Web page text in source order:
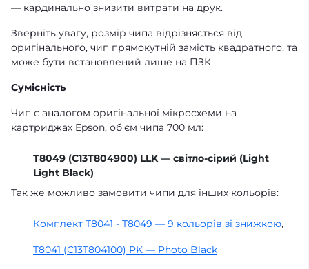
— кардинально знизити витрати на друк.
Зверніть увагу, розмір чипа відрізняється від
оригінального, чип прямокутній замість квадратного, та
може бути встановлений лише на ПЗК.
Сумісність
Чип є аналогом оригінальної мікросхеми на
картриджах Epson, об'єм чипа 700 мл:
T8049 (C13T804900) LLK — світло-сірий (Light
Light Black)
Так же можливо замовити чипи для інших кольорів:
Комплект T8041 - T8049 — 9 кольорів зі знижкою,
T8041 (C13T804100) PK — Photo Black